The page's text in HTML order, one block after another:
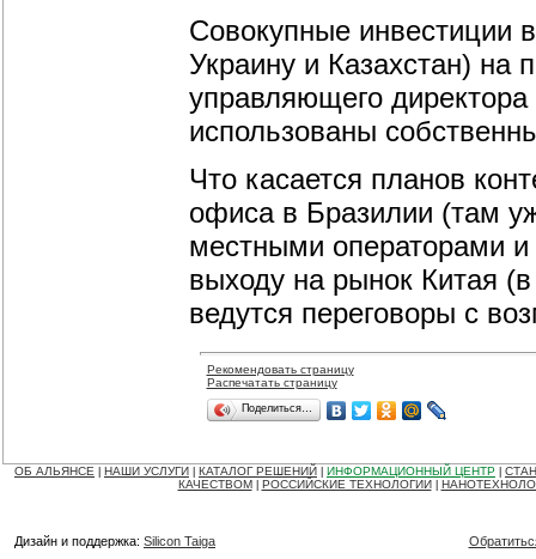
Совокупные инвестиции
Украину и Казахстан)
управляющего
использованы
Что касается планов
офиса в Бразилии (там
местными операторами
выходу на рынок Китая
ведутся переговоры с
Рекомендовать страницу
Распечатать страницу
Поделиться…
ОБ АЛЬЯНСЕ НАШИ УСЛУГИ КАТАЛОГ РЕШЕНИЙ ИНФОРМАЦИОННЫЙ ЦЕНТР
КАЧЕСТВОМ
РОССИЙСКИЕ ТЕХНОЛОГИИ
Дизайн и поддержка: Silicon Taiga